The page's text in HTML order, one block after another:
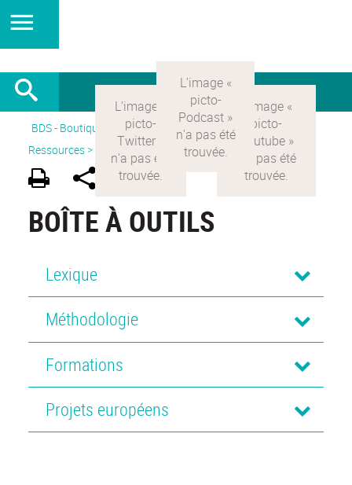
BDS - Boutique des sciences Version Française>
Ressources >
Boîte à outils
BOÎTE À OUTILS
Lexique
Méthodologie
Formations
Projets européens